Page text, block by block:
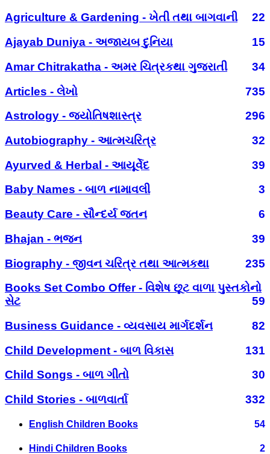
Agriculture & Gardening - ખેતી તથા બાગવાની
22
Ajayab Duniya - અજાયબ દુનિયા
15
Amar Chitrakatha - અમર ચિત્રકથા ગુજરાતી
34
Articles - લેખો
735
Astrology - જ્યોતિષશાસ્ત્ર
296
Autobiography - આત્મચરિત્ર
32
Ayurved & Herbal - આયૂર્વેદ
39
Baby Names - બાળ નામાવલી
3
Beauty Care - સૌન્દર્ય જતન
6
Bhajan - ભજન
39
Biography - જીવન ચરિત્ર તથા આત્મકથા
235
Books Set Combo Offer - વિશેષ છૂટ વાળા પુસ્તકોનો
સેટ
59
Business Guidance - વ્યવસાય માર્ગદર્શન
82
Child Development - બાળ વિકાસ
131
Child Songs - બાળ ગીતો
30
Child Stories - બાળવાર્તા
332
English Children Books 54
Hindi Children Books 2